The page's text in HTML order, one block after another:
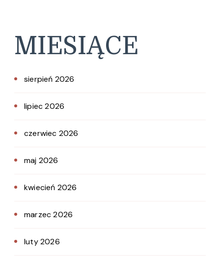
MIESIĄCE
sierpień 2026
lipiec 2026
czerwiec 2026
maj 2026
kwiecień 2026
marzec 2026
luty 2026